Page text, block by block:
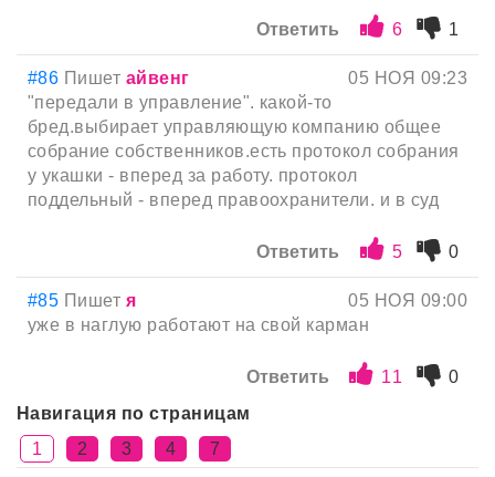
Ответить 6 1
#86 Пишет айвенг
05 НОЯ 09:23
"передали в управление". какой-то
бред.выбирает управляющую компанию общее
собрание собственников.есть протокол собрания
у укашки - вперед за работу. протокол
поддельный - вперед правоохранители. и в суд
Ответить 5 0
#85 Пишет я
05 НОЯ 09:00
уже в наглую работают на свой карман
Ответить 11
0
Навигация по страницам
1
2 3 4 7